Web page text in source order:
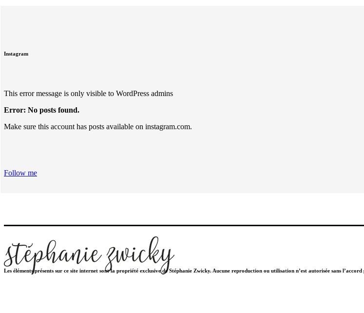
Instagram
This error message is only visible to WordPress admins
Error: No posts found.
Make sure this account has posts available on instagram.com.
Follow me
Les éléments présents sur ce site internet sont la propriété exclusive de Stéphanie Zwicky. Aucune reproduction ou utilisation n’est autorisée sans